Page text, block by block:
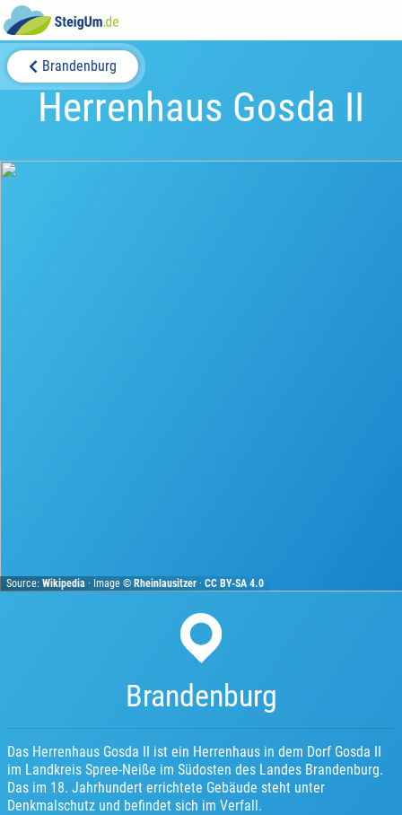
Brandenburg
Herrenhaus Gosda II
Source:Wikipedia · Image ©Rheinlausitzer ·CC BY-SA 4.0
Brandenburg
Das Herrenhaus Gosda II ist ein Herrenhaus in dem Dorf Gosda II
im Landkreis Spree-Neiße im Südosten des Landes Brandenburg.
Das im 18. Jahrhundert errichtete Gebäude steht unter
Denkmalschutz und befindet sich im Verfall.